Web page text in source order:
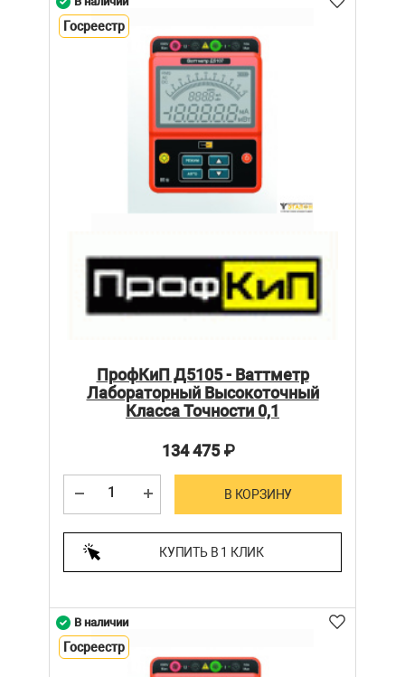
ПрофКиП Д5105 - Ваттметр
Лабораторный Высокоточный
Класса Точности 0,1
134 475₽
В КОРЗИНУ
КУПИТЬ В 1 КЛИК
Госреестр
В наличии
Госреестр